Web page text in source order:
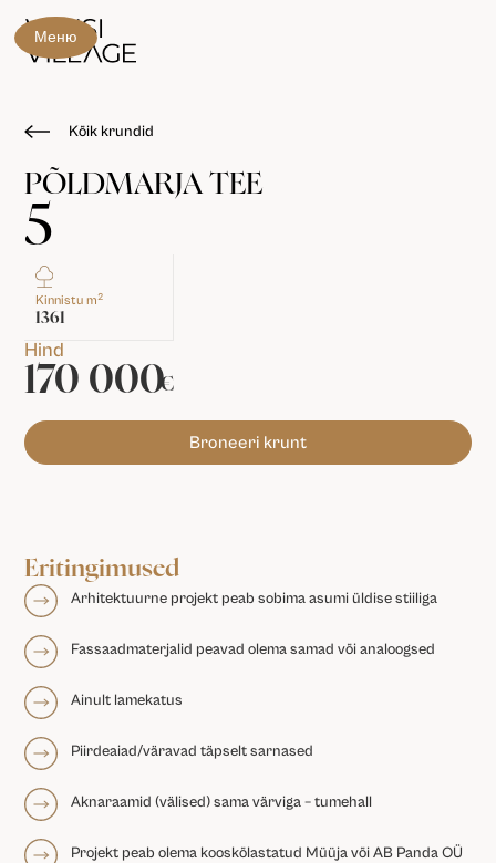
Меню
Kõik krundid
PÕLDMARJA TEE
5
Kinnistu m2
1361
Hind
170 000€
Broneeri krunt
Eritingimused
Arhitektuurne projekt peab sobima asumi üldise stiiliga
Fassaadmaterjalid peavad olema samad või analoogsed
Ainult lamekatus
Piirdeaiad/väravad täpselt sarnased
Aknaraamid (välised) sama värviga – tumehall
Projekt peab olema kooskõlastatud Müüja või AB Panda OÜ